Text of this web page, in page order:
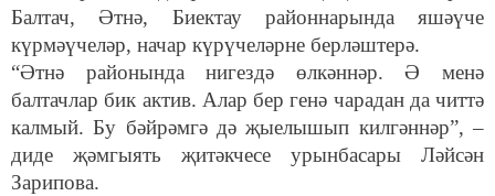
Балтач, Әтнә, Биектау районнарында яшәүче
күрмәүчеләр, начар күрүчеләрне берләштерә.
“Әтнә районында нигездә өлкәннәр. Ә менә
балтачлар бик актив. Алар бер генә чарадан да читтә
калмый. Бу бәйрәмгә дә җыелышып килгәннәр”, –
диде җәмгыять җитәкчесе урынбасары Ләйсән
Зарипова.